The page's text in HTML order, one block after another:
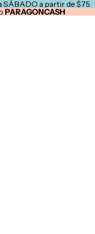
SÁBADO a partir de $75
PARAGONCASH